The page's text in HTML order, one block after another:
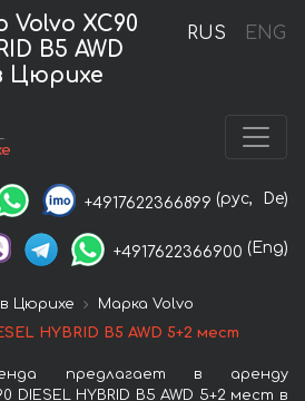
RUS ENG
XC90
B5 AWD
Цюрихе
+4917622366899 (рус, De)
+4917622366900 (Eng)
Цюрихе
Марка Volvo
HYBRID B5 AWD 5+2 мест
предлагает в аренду
DIESEL HYBRID B5 AWD 5+2 мест в